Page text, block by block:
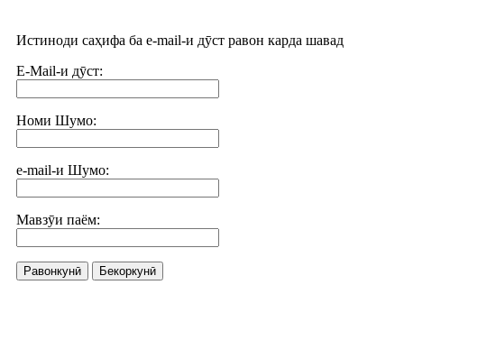
Истиноди саҳифа ба e-mail-и дӯст равон карда шавад
E-Mail-и дӯст:
Номи Шумо:
e-mail-и Шумо:
Мавзӯи паём:
Равонкунӣ Бекоркунӣ